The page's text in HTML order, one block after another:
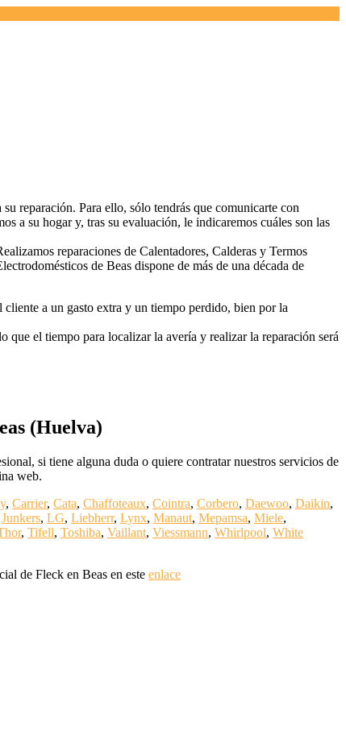
reparación. Para ello, sólo tendrás que comunicarte con
a su hogar y, tras su evaluación, le indicaremos cuáles son las
reparaciones de Calentadores, Calderas y Termos
de Beas dispone de más de una década de
cliente a un gasto extra y un tiempo perdido, bien por la
el tiempo para localizar la avería y realizar la reparación será
(Huelva)
si tiene alguna duda o quiere contratar nuestros servicios de
web.
, Carrier, Cata, Chaffoteaux, Cointra, Corbero, Daewoo, Daikin,
Junkers, LG, Liebherr, Lynx, Manaut, Mepamsa, Miele,
, Tifell, Toshiba, Vaillant, Viessmann, Whirlpool, White
de Fleck en Beas en este enlace